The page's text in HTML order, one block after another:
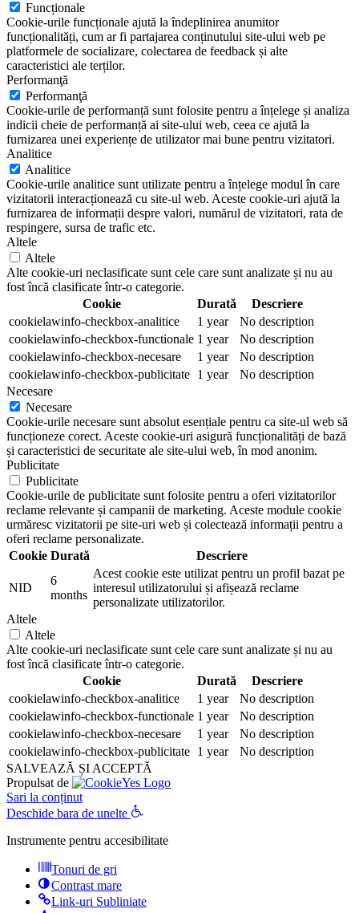
Funcționale
Cookie-urile funcționale ajută la îndeplinirea anumitor
funcționalități, cum ar fi partajarea conținutului site-ului web pe
platformele de socializare, colectarea de feedback și alte
caracteristici ale terților.
Performanţă
Performanţă
Cookie-urile de performanță sunt folosite pentru a înțelege și analiza
indicii cheie de performanță ai site-ului web, ceea ce ajută la
furnizarea unei experiențe de utilizator mai bune pentru vizitatori.
Analitice
Analitice
Cookie-urile analitice sunt utilizate pentru a înțelege modul în care
vizitatorii interacționează cu site-ul web. Aceste cookie-uri ajută la
furnizarea de informații despre valori, numărul de vizitatori, rata de
respingere, sursa de trafic etc.
Altele
Altele
Alte cookie-uri neclasificate sunt cele care sunt analizate și nu au
fost încă clasificate într-o categorie.
Cookie
Durată
Descriere
cookielawinfo-checkbox-analitice
1 year
No description
cookielawinfo-checkbox-functionale 1 year
No description
cookielawinfo-checkbox-necesare
1 year
No description
cookielawinfo-checkbox-publicitate 1 year
No description
Necesare
Necesare
Cookie-urile necesare sunt absolut esențiale pentru ca site-ul web să
funcționeze corect. Aceste cookie-uri asigură funcționalități de bază
și caracteristici de securitate ale site-ului web, în mod anonim.
Publicitate
Publicitate
Cookie-urile de publicitate sunt folosite pentru a oferi vizitatorilor
reclame relevante și campanii de marketing. Aceste module cookie
urmăresc vizitatorii pe site-uri web și colectează informații pentru a
oferi reclame personalizate.
Cookie Durată Descriere
NID
6
months
Acest cookie este utilizat pentru un profil bazat pe
interesul utilizatorului și afișează reclame
personalizate utilizatorilor.
Altele
Altele
Alte cookie-uri neclasificate sunt cele care sunt analizate și nu au
fost încă clasificate într-o categorie.
Cookie
Durată
Descriere
cookielawinfo-checkbox-analitice
1 year
No description
cookielawinfo-checkbox-functionale 1 year
No description
cookielawinfo-checkbox-necesare
1 year
No description
cookielawinfo-checkbox-publicitate 1 year
No description
SALVEAZĂ ȘI ACCEPTĂ
Propulsat de
Sari la conținut
Deschide bara de unelte
Instrumente pentru accesibilitate
Tonuri de gri
Contrast mare
Link-uri Subliniate